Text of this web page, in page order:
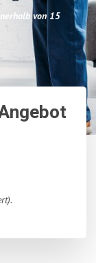
von 15